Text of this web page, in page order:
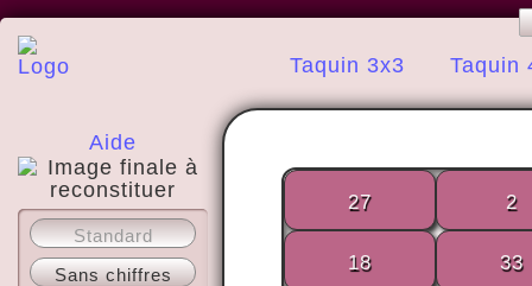
Taquin 3x3 Taquin
Aide
A propos
Standard
Sans chiffres
27 2
18 33